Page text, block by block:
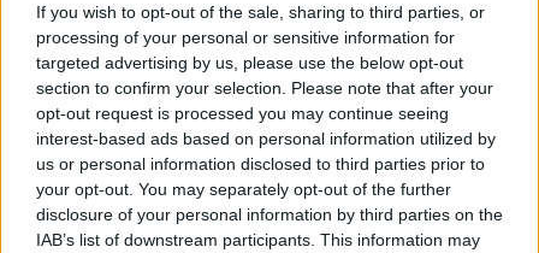
If you wish to opt-out of the sale, sharing to third parties, or
processing of your personal or sensitive information for
targeted advertising by us, please use the below opt-out
section to confirm your selection. Please note that after your
opt-out request is processed you may continue seeing
interest-based ads based on personal information utilized by
us or personal information disclosed to third parties prior to
your opt-out. You may separately opt-out of the further
disclosure of your personal information by third parties on the
IAB’s list of downstream participants. This information may